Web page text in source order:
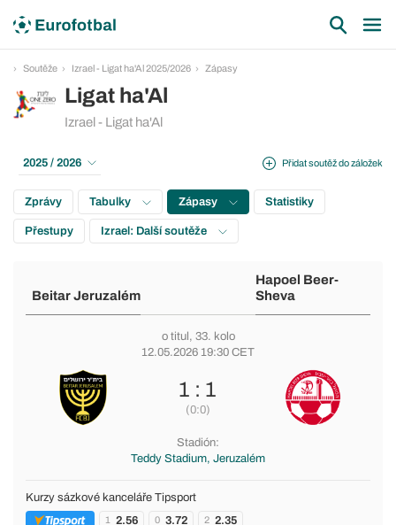
Soutěže Izrael - Ligat ha'Al 2025/2026 Zápasy
Ligat ha'Al
Izrael - Ligat ha'Al
Přidat soutěž do záložek
2025 / 2026
Zprávy Tabulky Zápasy Statistiky
Přestupy Izrael: Další soutěže
Beitar Jeruzalém
Hapoel Beer-
Sheva
o titul , 33. kolo
12.05.2026 19:30 CET
1 : 1
(0:0)
Stadión:
Teddy Stadium, Jeruzalém
Kurzy sázkové kanceláře Tipsport
1 2.56 0 3.72 2 2.35